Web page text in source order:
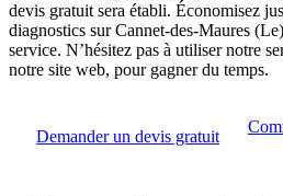
devis gratuit sera établi. Économisez
diagnostics sur Cannet-des-Maures
service. N’hésitez pas à utiliser notre
notre site web, pour gagner du temps.
Demander un devis gratuit